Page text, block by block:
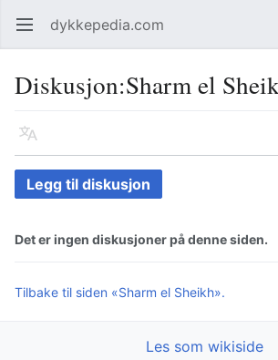
Åpne hovedmenyen dykkepedia.com
Diskusjon:Sharm el
Språk
Legg til diskusjon
Det er ingen diskusjoner på denne siden.
Tilbake til siden «Sharm el Sheikh».
Les som wikiside